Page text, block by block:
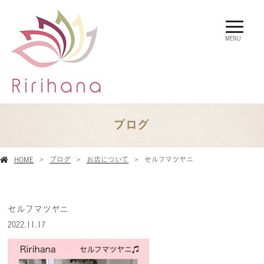
MENU
ブログ
HOME ブログ お店について セルフマツヤニ
セルフマツヤニ
2022.11.17